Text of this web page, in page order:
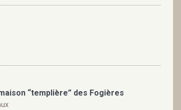
“templière” des Fogières